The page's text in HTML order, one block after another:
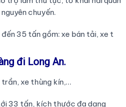
chuyến.
35 tấn gồm: xe bán tải, xe t
đi Long An.
trần, xe thùng kín,…
33 tấn, kích thước đa dạng